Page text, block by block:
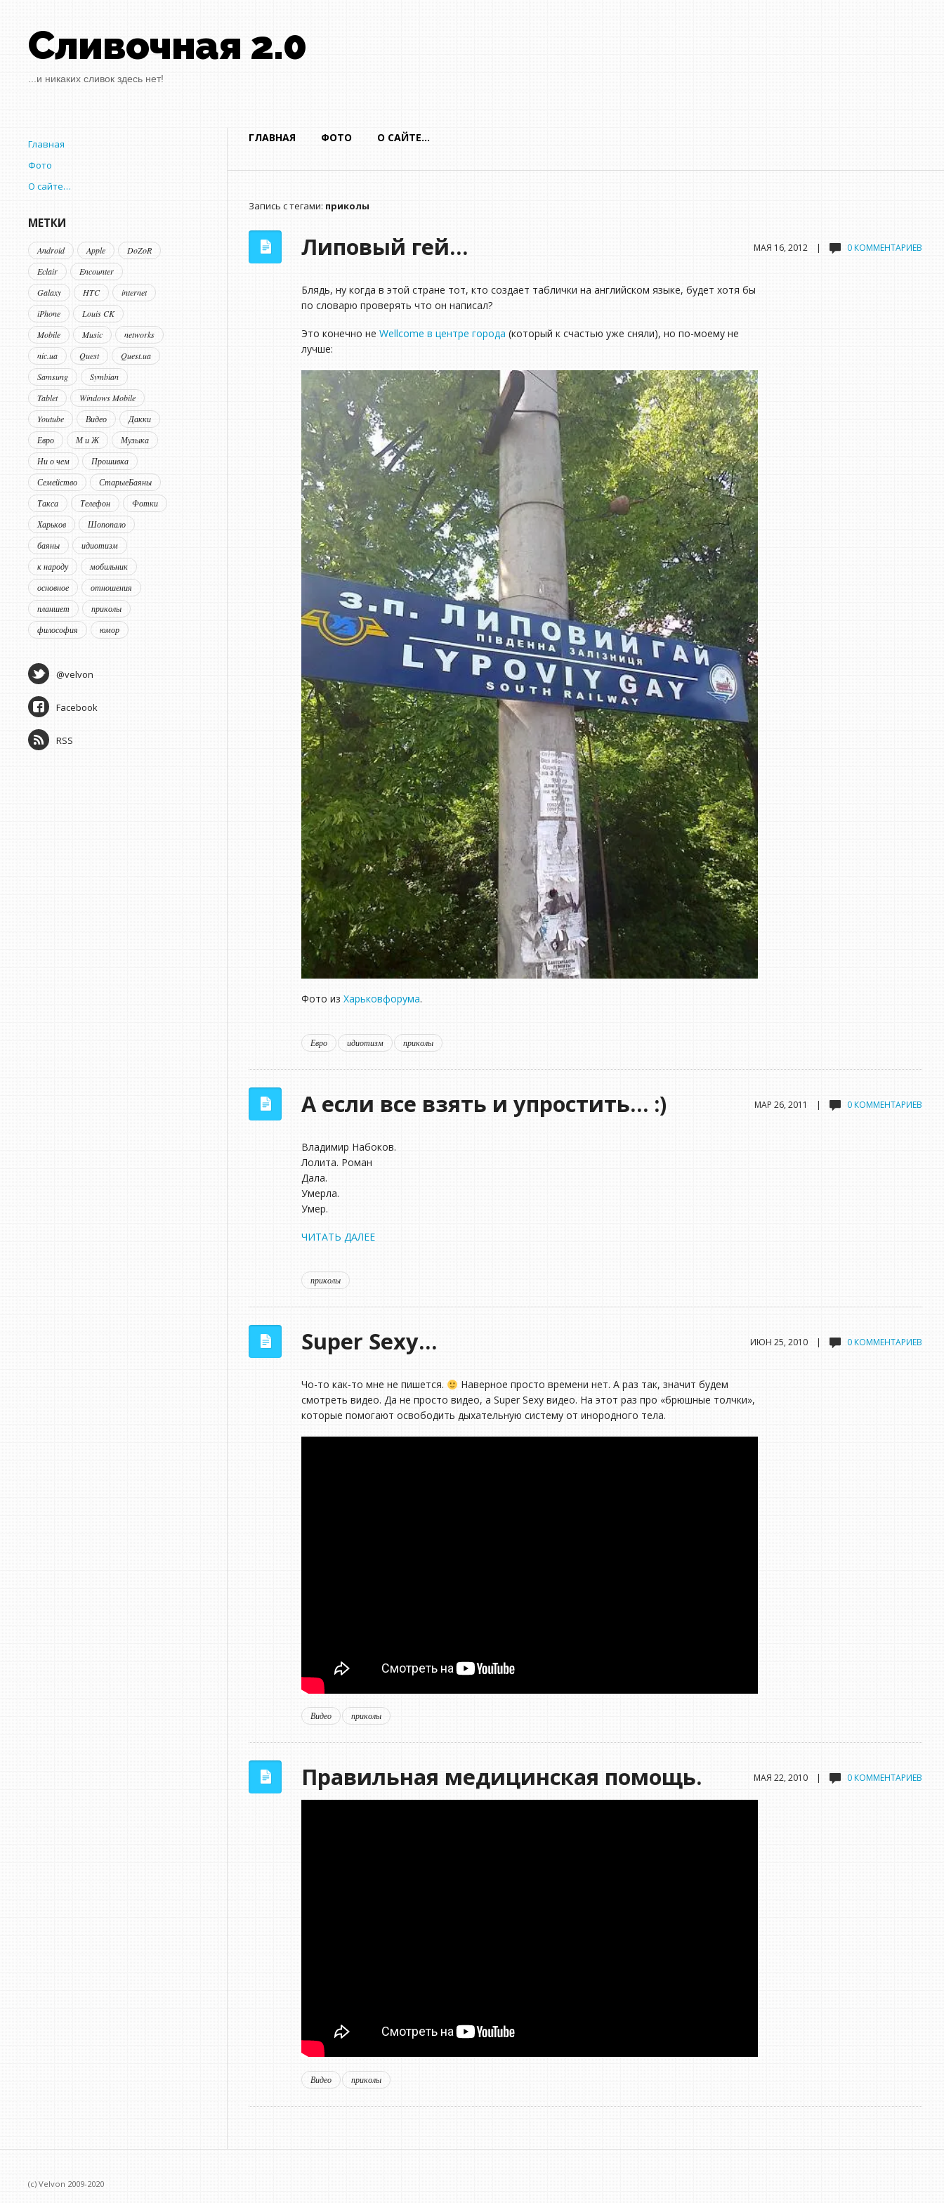
Сливочная 2.0
...и никаких сливок здесь нет!
ГЛАВНАЯ ФОТО О САЙТЕ…
Запись с тегами: приколы
МАЯ 16, 2012 | 0 КОММЕНТАРИЕВ
Липовый гей…
Блядь, ну когда в этой стране тот, кто создает таблички на английском языке, будет хотя бы
по словарю проверять что он написал?
Это конечно неWellcome в центре города (который к счастью уже сняли), но по-моему не
лучше:
Фото изХарьковфорума.
Евро идиотизм приколы
МАР 26, 2011 | 0 КОММЕНТАРИЕВ
А если все взять и упростить… :)
Владимир Набоков.
Лолита. Роман
Дала.
Умерла.
Умер.
ЧИТАТЬ ДАЛЕЕ
приколы
ИЮН 25, 2010 | 0 КОММЕНТАРИЕВ
Super Sexy…
Чо-то как-то мне не пишется.
Наверное просто времени нет. А раз так, значит будем
смотреть видео. Да не просто видео, а Super Sexy видео. На этот раз про «брюшные толчки»,
которые помогают освободить дыхательную систему от инородного тела.
Видео приколы
МАЯ 22, 2010 | 0 КОММЕНТАРИЕВ
Правильная медицинская помощь.
Видео приколы
Главная
Фото
О сайте…
МЕТКИ
Android Apple
DoZoR
Eclair
Encounter
Galaxy
HTC
internet
iPhone
Louis CK
Mobile
Music
networks
nic.ua
Quest
Quest.ua
Samsung
Symbian
Tablet
Windows Mobile
Youtube
Видео
Дакки
Евро
М и Ж
Музыка
Ни о чем
Прошивка
Семейство
СтарыеБаяны
Такса
Телефон
Фотки
Харьков
Шопопало
баяны
идиотизм
к народу
мобильник
основное
отношения
планшет
приколы
философия
юмор
@velvon
Facebook
RSS
(c) Velvon 2009-2020